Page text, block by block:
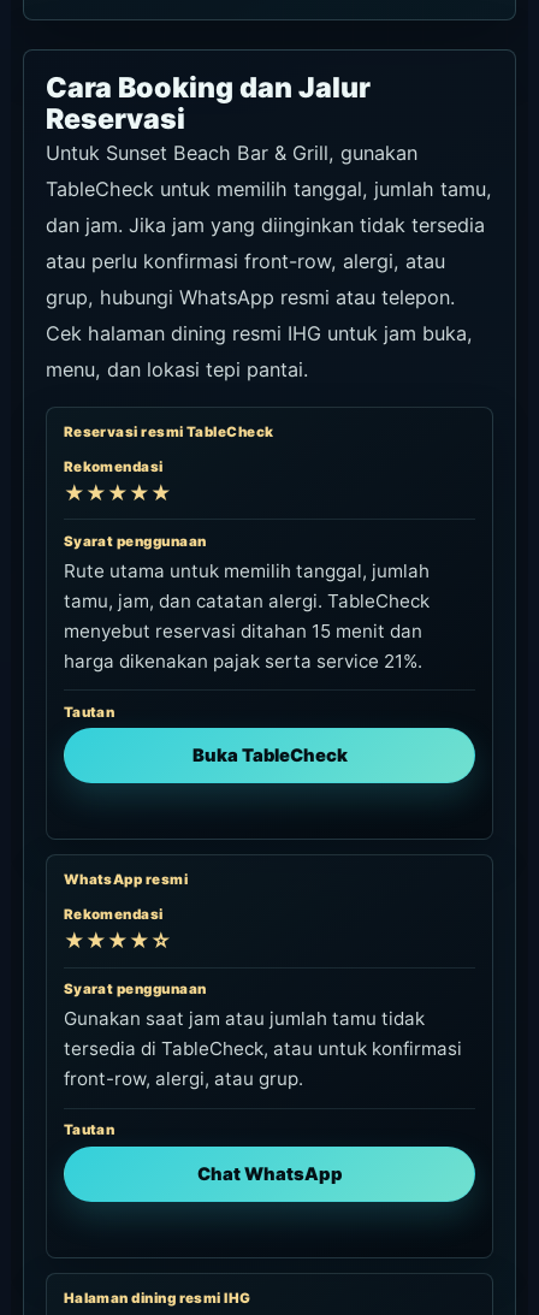
Cara Booking dan Jalur
Reservasi
Untuk Sunset Beach Bar & Grill, gunakan
TableCheck untuk memilih tanggal, jumlah tamu,
dan jam. Jika jam yang diinginkan tidak tersedia
atau perlu konfirmasi front-row, alergi, atau
grup, hubungi WhatsApp resmi atau telepon.
Cek halaman dining resmi IHG untuk jam buka,
menu, dan lokasi tepi pantai.
Reservasi resmi TableCheck
Rekomendasi
★★★★★
Syarat penggunaan
Rute utama untuk memilih tanggal, jumlah
tamu, jam, dan catatan alergi. TableCheck
menyebut reservasi ditahan 15 menit dan
harga dikenakan pajak serta service 21%.
Tautan
Buka TableCheck
WhatsApp resmi
Rekomendasi
★★★★☆
Syarat penggunaan
Gunakan saat jam atau jumlah tamu tidak
tersedia di TableCheck, atau untuk konfirmasi
front-row, alergi, atau grup.
Tautan
Chat WhatsApp
Halaman dining resmi IHG